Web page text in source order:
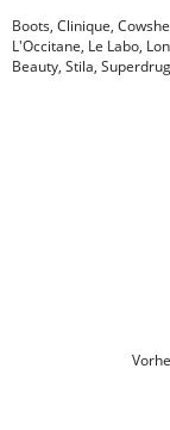
Boots, Clinique,
L'Occitane, Le Labo,
Beauty, Stila, Superdrug